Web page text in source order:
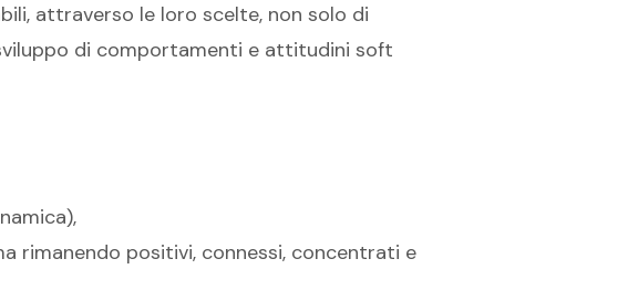
attraverso le loro scelte, non solo di
di comportamenti e attitudini soft
rimanendo positivi, connessi, concentrati e